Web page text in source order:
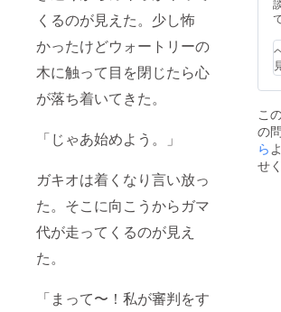
くるのが見えた。少し怖
かったけどウォートリーの
木に触って目を閉じたら心
が落ち着いてきた。
「じゃあ始めよう。」
ガキオは着くなり言い放っ
た。そこに向こうからガマ
代が走ってくるのが見え
た。
「まって〜！私が審判をす
こ
の
ら
せ